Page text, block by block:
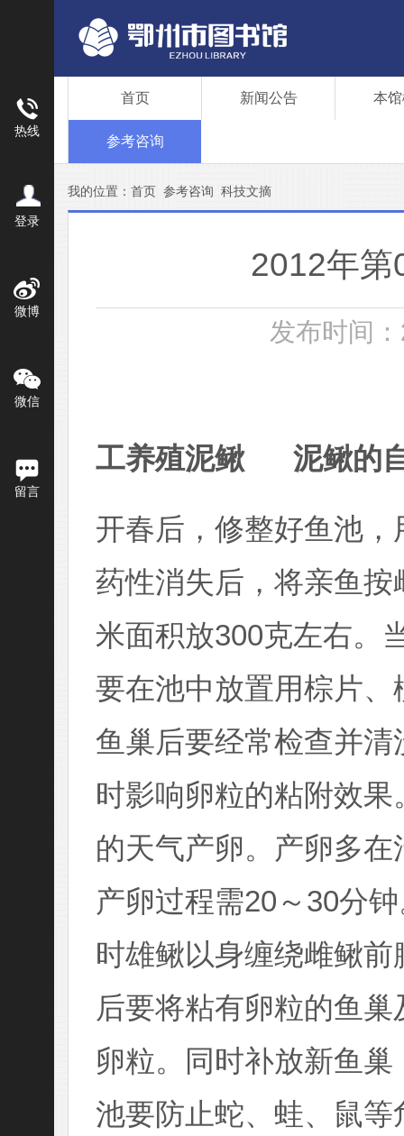
热线
登录
微博
微信
留言
首页 新闻公告 本
参考咨询
我的位置： 首页 参考咨询 科技文摘
2012年第
发布时间
工养殖泥鳅 泥鳅的
开春后，修整好鱼池
药性消失后，将亲鱼
米面积放300克左右。
要在池中放置用棕片
鱼巢后要经常检查并
时影响卵粒的粘附效
的天气产卵。产卵多
产卵过程需20～30分
时雄鳅以身缠绕雌鳅
后要将粘有卵粒的鱼
卵粒。同时补放新鱼
池要防止蛇、蛙、鼠等